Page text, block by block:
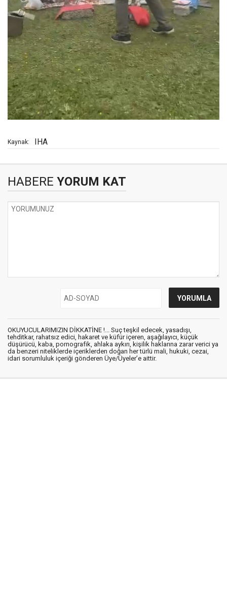
Kaynak: IHA
HABERE YORUM KAT
OKUYUCULARIMIZIN DİKKATİNE !... Suç teşkil edecek, yasadışı,
tehditkar, rahatsız edici, hakaret ve küfür içeren, aşağılayıcı, küçük
düşürücü, kaba, pornografik, ahlaka aykırı, kişilik haklarına zarar verici ya
da benzeri niteliklerde içeriklerden doğan her türlü mali, hukuki, cezai,
idari sorumluluk içeriği gönderen Üye/Üyeler’e aittir.